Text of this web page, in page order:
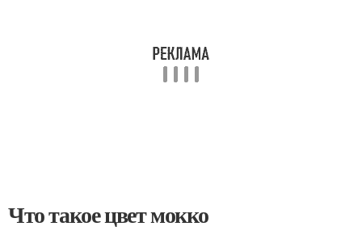
Что такое цвет мокко